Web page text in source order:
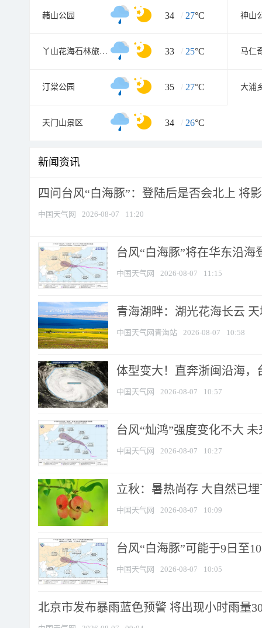
赭山公园 34 / 27°C 神山
丫山花海石林旅游风景区 33 / 25°C 马仁
汀棠公园 35 / 27°C 大浦
天门山景区 34 / 26°C
新闻资讯
四问台风“白海豚”：登陆后是否会北上 将
中国天气网 2026-08-07 11:20
台风“白海豚”将在华东沿
中国天气网 2026-08-07 11:15
青海湖畔：湖光花海长云
中国天气网青海站 2026-08-07 10:58
体型变大！直奔浙闽沿海，
中国天气网 2026-08-07 10:57
台风“灿鸿”强度变化不大
中国天气网 2026-08-07 10:27
立秋：暑热尚存 大自然已
中国天气网 2026-08-07 10:09
台风“白海豚”可能于9日至
中国天气网 2026-08-07 10:05
北京市发布暴雨蓝色预警 将出现小时雨量